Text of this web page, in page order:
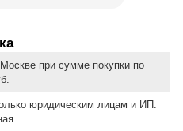
при сумме покупки по
юридическим лицам и ИП.